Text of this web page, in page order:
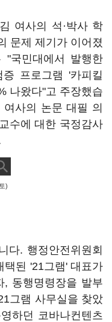
여사의 석·박사 학
문제 제기가 이어졌
"국민대에서 발행한
프로그램 '카피킬
나왔다"고 주장했습
사의 논문 대필 의
수에 대한 국정감사
)
다. 행정안전위원회
택된 '21그램' 대표가
, 동행명령장을 발부
그램 사무실을 찾았
하던 코바나컨텐츠